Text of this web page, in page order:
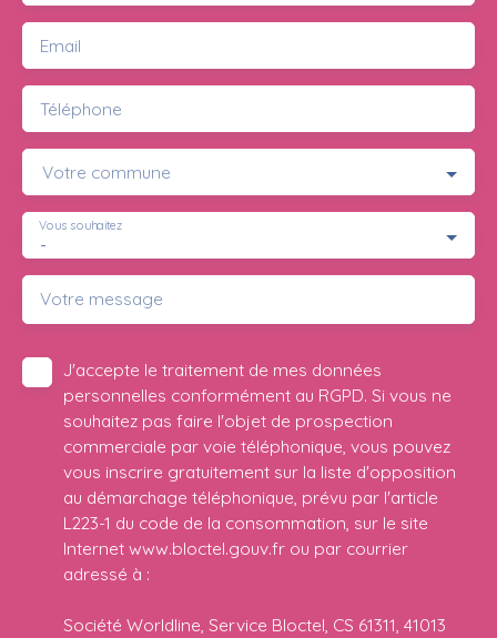
Email
Téléphone
Votre commune
-
Vous souhaitez
Votre message
J'accepte le traitement de mes données
personnelles conformément au RGPD. Si vous ne
souhaitez pas faire l'objet de prospection
commerciale par voie téléphonique, vous pouvez
vous inscrire gratuitement sur la liste d'opposition
au démarchage téléphonique, prévu par l'article
L223-1 du code de la consommation, sur le site
Internet www.bloctel.gouv.fr ou par courrier
adressé à :
Société Worldline, Service Bloctel, CS 61311, 41013